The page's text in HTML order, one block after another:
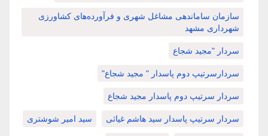
سازمان ساماندهی مشاغل شهری و فرآورده‌های کشاورزی
شهرداری مشهد
سردار "مجید شجاع
سردارسرتیپ دوم پاسدار " مجید شجاع"
سردار سرتیپ دوم پاسدار مجید شجاع
سردار سرتیپ پاسدار سید هاشم غیاثی سید امیر شوشتری